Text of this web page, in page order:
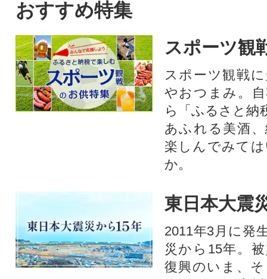
おすすめ特集
スポーツ観
スポーツ観戦
やおつまみ。
ら「ふるさと納
あふれる美酒
楽しんでみて
か。
東日本大震
2011年3月に発
災から15年。
復興のいま、